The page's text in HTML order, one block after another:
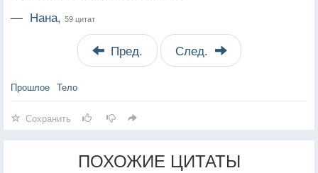
— Нана, 59 цитат
Пред. След.
Прошлое Тело
Сохранить
ПОХОЖИЕ ЦИТАТЫ